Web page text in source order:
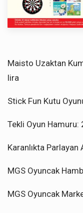
Maisto Uzaktan
lira
Stick Fun Kutu
Tekli Oyun Hamuru:
Karanlıkta Parlayan
MGS Oyuncak
MGS Oyuncak